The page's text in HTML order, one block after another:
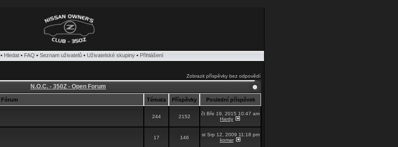
• Hledat • FAQ • Seznam uživatelů • Uživatelské skupiny • Přihlášení
Zobrazit příspěvky bez odpovědí
N.O.C. - 350Z - Open Forum
Fórum Témata Příspěvky Poslední příspěvek
244 2152
čt Bře 19, 2015 10:47 am
Hardy
17 146
st Srp 12, 2009 11:18 pm
komar